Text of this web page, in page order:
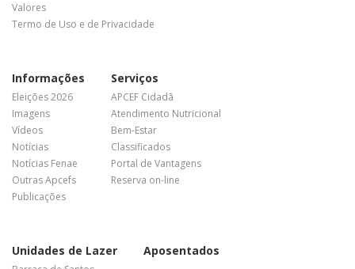
Valores
Termo de Uso e de Privacidade
Informações
Eleições 2026
Imagens
Vídeos
Notícias
Notícias Fenae
Outras Apcefs
Publicações
Serviços
APCEF Cidadã
Atendimento Nutricional
Bem-Estar
Classificados
Portal de Vantagens
Reserva on-line
Unidades de Lazer Aposentados